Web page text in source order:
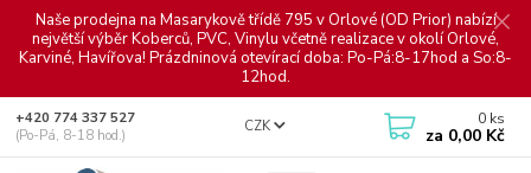
Naše prodejna na Masarykově třídě 795 v Orlové (OD Prior) nabízí
největší výběr Koberců, PVC, Vinylu včetně realizace v okolí Orlové,
Karviné, Havířova! Prázdninová otevírací doba: Po-Pá:8-17hod a So:8-
12hod.
CZK
+420 774 337 527
(Po-Pá, 8-18 hod.)
0 ks
za 0,00 Kč